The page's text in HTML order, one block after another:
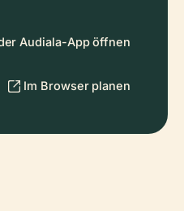
Audiala-App öffnen
Im Browser planen